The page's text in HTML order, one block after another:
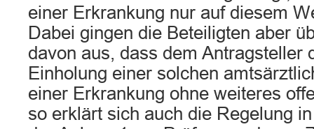
einer Erkrankung nur auf diesem
Dabei gingen die Beteiligten aber
davon aus, dass dem Antragsteller
Einholung einer solchen
einer Erkrankung ohne weiteres
so erklärt sich auch die Regelung